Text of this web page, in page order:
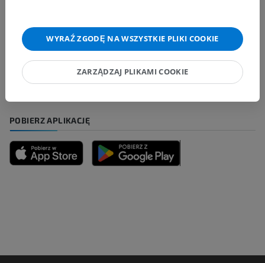
Zachęcamy do przesyłania sugestii poprawek,
tłumaczeń lub innych treści, które przełożą się na
lepszą jakość materiałów.
Zgłoś problem
POBIERZ APLIKACJĘ
WYRAŹ ZGODĘ NA WSZYSTKIE PLIKI COOKIE
ZARZĄDZAJ PLIKAMI COOKIE